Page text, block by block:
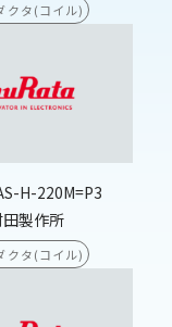
クタ(コイル)
H-220M=P3
製作所
クタ(コイル)